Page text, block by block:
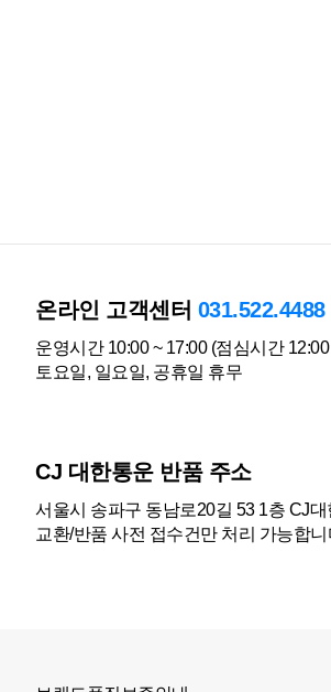
온라인 고객센터 031.522.4488
운영시간 10:00 ~ 17:00 (점심시간
토요일, 일요일, 공휴일 휴무
CJ 대한통운 반품 주소
서울시 송파구 동남로20길 53 1층 CJ
교환/반품 사전 접수건만 처리 가능합니